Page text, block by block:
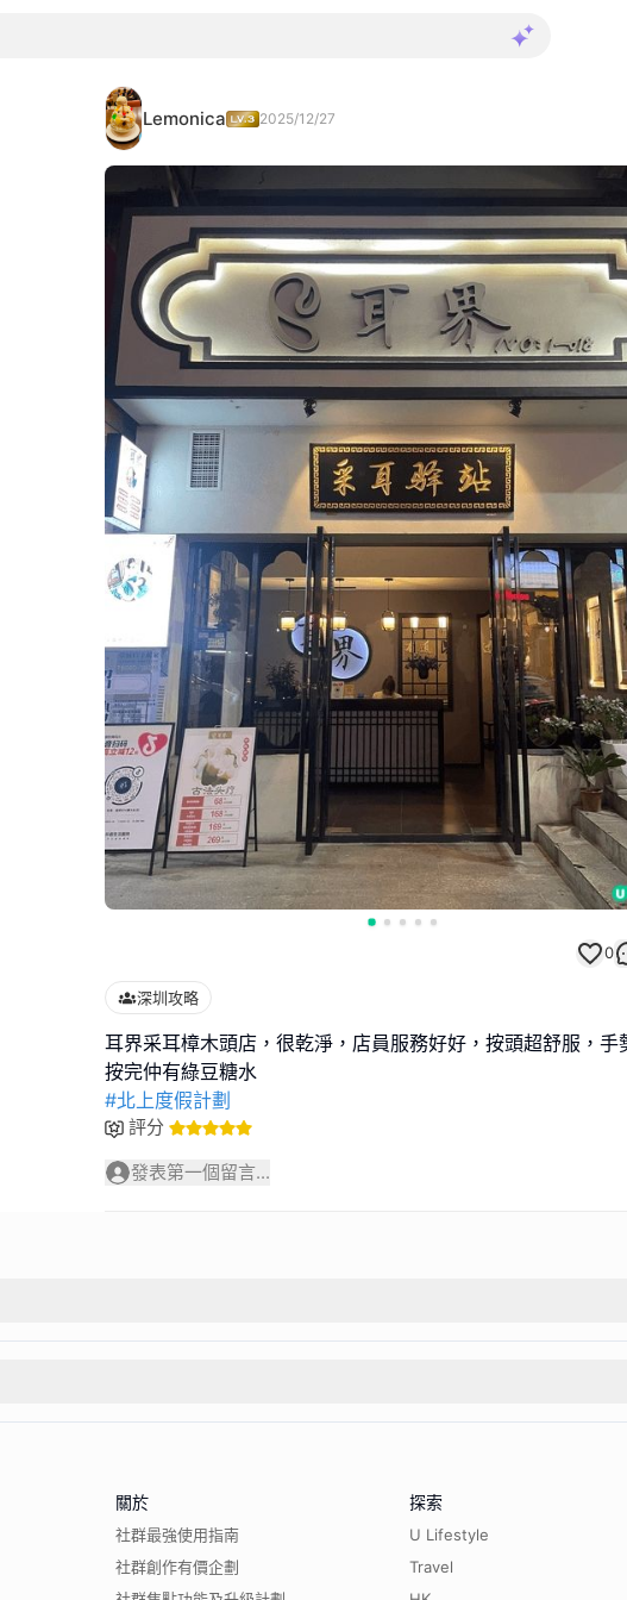
Lemonica 2025/12/27
0
深圳攻略
耳界采耳樟木頭店，很乾淨，店員服務好好，按頭超舒服，手
#北上度假計劃
評分
發表第一個留言...
關於
社群最強使用指南
社群創作有價企劃
探索
U Lifestyle
Travel